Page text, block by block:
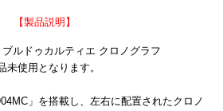
【製品説明】
ルドゥカルティエ クロノグラフ
未使用となります。
」を搭載し、左右に配置されたクロノ